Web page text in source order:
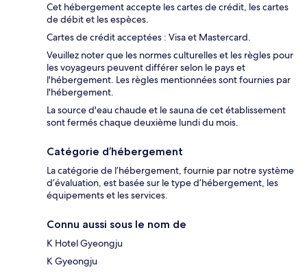
Cet hébergement accepte les cartes de crédit, les cartes
de débit et les espèces.
Cartes de crédit acceptées : Visa et Mastercard.
Veuillez noter que les normes culturelles et les règles pour
les voyageurs peuvent différer selon le pays et
l'hébergement. Les règles mentionnées sont fournies par
l'hébergement.
La source d'eau chaude et le sauna de cet établissement
sont fermés chaque deuxième lundi du mois.
Catégorie d’hébergement
La catégorie de l’hébergement, fournie par notre système
d’évaluation, est basée sur le type d’hébergement, les
équipements et les services.
Connu aussi sous le nom de
K Hotel Gyeongju
K Gyeongju